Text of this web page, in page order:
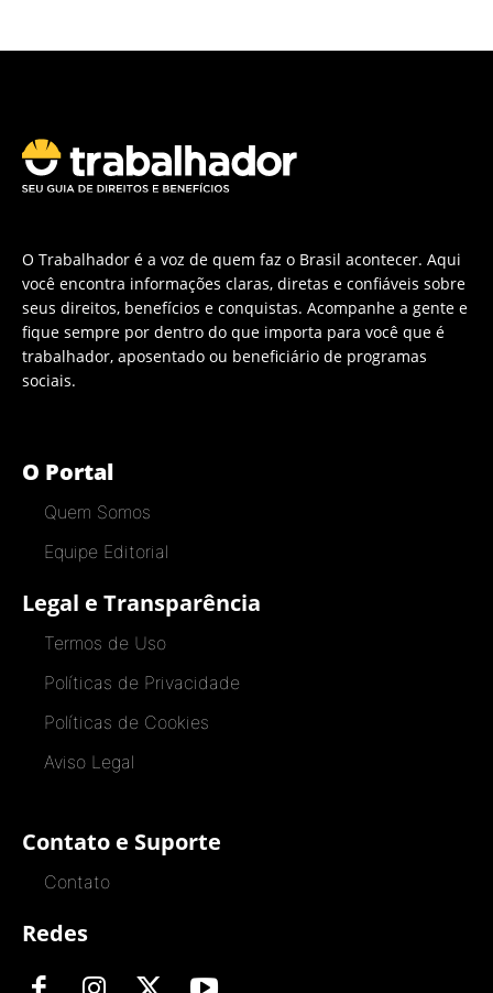
O Trabalhador é a voz de quem faz o Brasil acontecer. Aqui
você encontra informações claras, diretas e confiáveis sobre
seus direitos, benefícios e conquistas. Acompanhe a gente e
fique sempre por dentro do que importa para você que é
trabalhador, aposentado ou beneficiário de programas
sociais.
O Portal
Quem Somos
Equipe Editorial
Legal e Transparência
Termos de Uso
Políticas de Privacidade
Políticas de Cookies
Aviso Legal
Contato e Suporte
Contato
Redes